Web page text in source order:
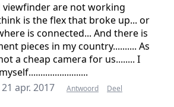
viewfinder are not working
is the flex that broke up... or
is connected... And there is
pieces in my country.......... As
a cheap camera for us........ I
21 apr. 2017 Antwoord Deel